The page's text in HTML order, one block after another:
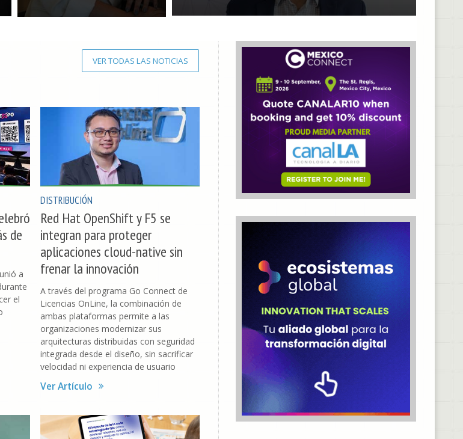
VER TODAS LAS NOTICIAS
de
a
el
DISTRIBUCIÓN
Red Hat OpenShift y F5 se
integran para proteger
aplicaciones cloud-native sin
frenar la innovación
A través del programa Go Connect de
Licencias OnLine, la combinación de
ambas plataformas permite a las
organizaciones modernizar sus
arquitecturas distribuidas con seguridad
integrada desde el diseño, sin sacrificar
velocidad ni experiencia de usuario
Ver Artículo